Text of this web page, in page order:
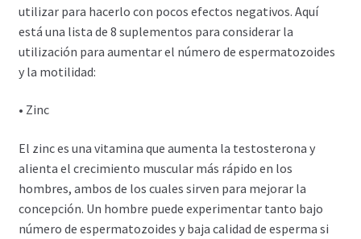
utilizar para hacerlo con pocos efectos negativos. Aquí
está una lista de 8 suplementos para considerar la
utilización para aumentar el número de espermatozoides
y la motilidad:
• Zinc
El zinc es una vitamina que aumenta la testosterona y
alienta el crecimiento muscular más rápido en los
hombres, ambos de los cuales sirven para mejorar la
concepción. Un hombre puede experimentar tanto bajo
número de espermatozoides y baja calidad de esperma si